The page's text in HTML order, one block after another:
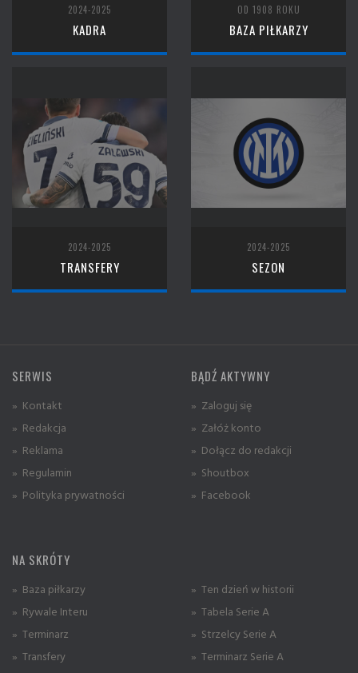
2024-2025
KADRA
OD 1908 ROKU
BAZA PIŁKARZY
2024-2025
TRANSFERY
2024-2025
SEZON
SERWIS
» Kontakt
» Redakcja
» Reklama
» Regulamin
» Polityka prywatności
BĄDŹ AKTYWNY
» Zaloguj się
» Załóż konto
» Dołącz do redakcji
» Shoutbox
» Facebook
NA SKRÓTY
» Baza piłkarzy
» Rywale Interu
» Terminarz
» Transfery
» Ten dzień w historii
» Tabela Serie A
» Strzelcy Serie A
» Terminarz Serie A